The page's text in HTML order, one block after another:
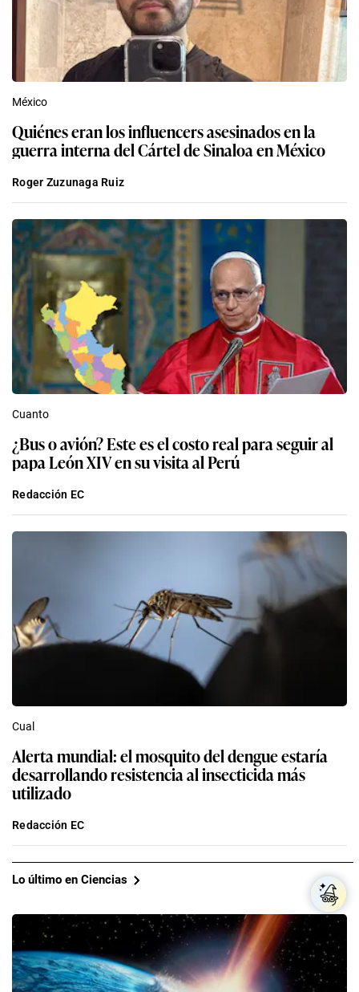
México
Quiénes eran los influencers asesinados en la
guerra interna del Cártel de Sinaloa en México
Roger Zuzunaga Ruiz
Cuanto
¿Bus o avión? Este es el costo real para seguir al
papa León XIV en su visita al Perú
Redacción EC
Cual
Alerta mundial: el mosquito del dengue estaría
desarrollando resistencia al insecticida más
utilizado
Redacción EC
Lo último en Ciencias